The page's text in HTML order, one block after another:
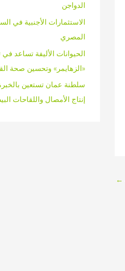
←
الدواجن
الاستثمارات الأجنبية في
المصري
الحيوانات الأليفة تساعد
«الزهايمر» وتحسين صحة
سلطنة عمان تستعين
إنتاج الأمصال واللقاحات